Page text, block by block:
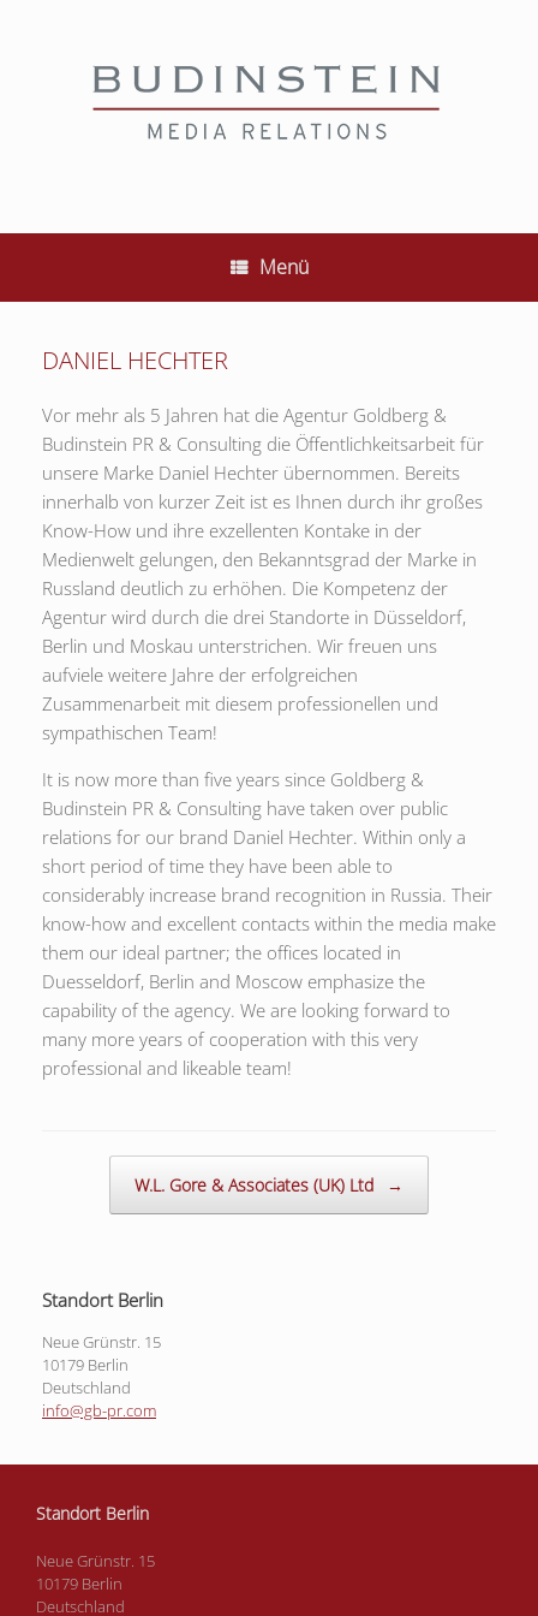
Menü
DANIEL HECHTER
Vor mehr als 5 Jahren hat die Agentur Goldberg &
Budinstein PR & Consulting die Öffentlichkeitsarbeit für
unsere Marke Daniel Hechter übernommen. Bereits
innerhalb von kurzer Zeit ist es Ihnen durch ihr großes
Know-How und ihre exzellenten Kontake in der
Medienwelt gelungen, den Bekanntsgrad der Marke in
Russland deutlich zu erhöhen. Die Kompetenz der
Agentur wird durch die drei Standorte in Düsseldorf,
Berlin und Moskau unterstrichen. Wir freuen uns
aufviele weitere Jahre der erfolgreichen
Zusammenarbeit mit diesem professionellen und
sympathischen Team!
It is now more than five years since Goldberg &
Budinstein PR & Consulting have taken over public
relations for our brand Daniel Hechter. Within only a
short period of time they have been able to
considerably increase brand recognition in Russia. Their
know-how and excellent contacts within the media make
them our ideal partner; the offices located in
Duesseldorf, Berlin and Moscow emphasize the
capability of the agency. We are looking forward to
many more years of cooperation with this very
professional and likeable team!
W.L. Gore & Associates (UK) Ltd →
Standort Berlin
Neue Grünstr. 15
10179 Berlin
Deutschland
info@gb-pr.com
Standort Berlin
Neue Grünstr. 15
10179 Berlin
Deutschland